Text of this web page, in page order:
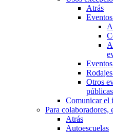
Atrás
Otros
públicas
Comunicar el
Para colaboradores,
Atrás
Autoescuelas